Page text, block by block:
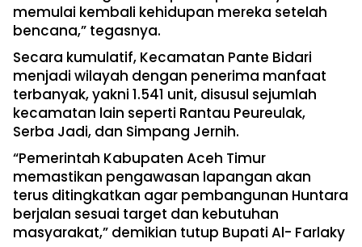
memulai kembali kehidupan mereka setelah
bencana,” tegasnya.
Secara kumulatif, Kecamatan Pante Bidari
menjadi wilayah dengan penerima manfaat
terbanyak, yakni 1.541 unit, disusul sejumlah
kecamatan lain seperti Rantau Peureulak,
Serba Jadi, dan Simpang Jernih.
“Pemerintah Kabupaten Aceh Timur
memastikan pengawasan lapangan akan
terus ditingkatkan agar pembangunan Huntara
berjalan sesuai target dan kebutuhan
masyarakat,” demikian tutup Bupati Al- Farlaky